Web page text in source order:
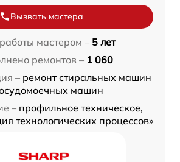
Вызвать мастера
мастером – 5 лет
ремонтов – 1 060
– ремонт стиральных машин
машин
– профильное техническое,
технологических процессов»